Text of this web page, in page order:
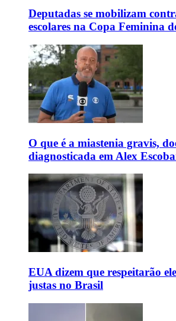
Deputadas se mobilizam
escolares na Copa Feminina
O que é a miastenia gravis,
diagnosticada em Alex
EUA dizem que respeitarão
justas no Brasil